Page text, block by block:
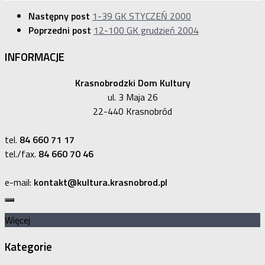
Następny post 1-39 GK STYCZEŃ 2000
Poprzedni post 12-100 GK grudzień 2004
INFORMACJE
Krasnobrodzki Dom Kultury
ul. 3 Maja 26
22-440 Krasnobród
tel. 84 660 71 17
tel./fax. 84 660 70 46
e-mail: kontakt@kultura.krasnobrod.pl
Więcej
Kategorie